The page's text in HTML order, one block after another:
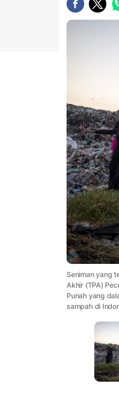
Seniman yang
Akhir (TPA)
Punah yang
sampah di